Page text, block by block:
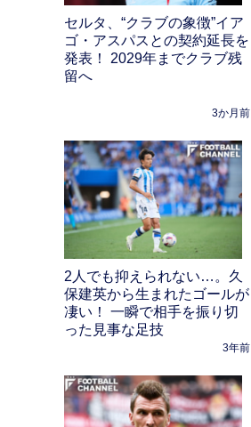
セルタ、“クラブの象徴”イア
ゴ・アスパスとの契約延長を
発表！ 2029年までクラブ残
留へ
3か月前
2人でも抑えられない…。久
保建英から生まれたゴールが
凄い！ 一瞬で相手を振り切
った見事な足技
3年前